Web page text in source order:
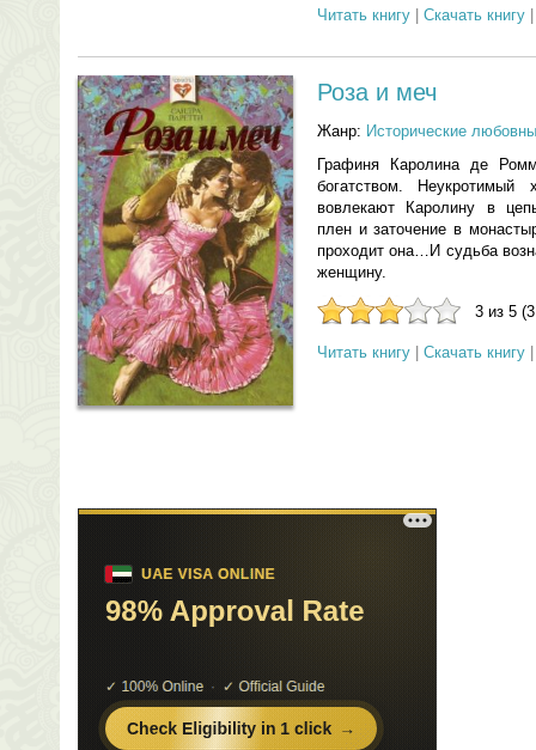
Читать книгу Скачать книгу
Роза и меч
Жанр: Исторические
Графиня Каролина де
богатством. Неукротимый
вовлекают Каролину в
плен и заточение в
проходит она…И судьба
женщину.
3 из 5
Читать книгу Скачать книгу